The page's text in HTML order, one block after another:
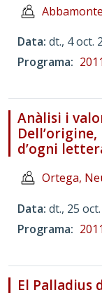
Data dt., 4 oct.
Programa
Anàlisi i
d’ogni
Ortega,
Data dt., 25
Programa
El Palladius